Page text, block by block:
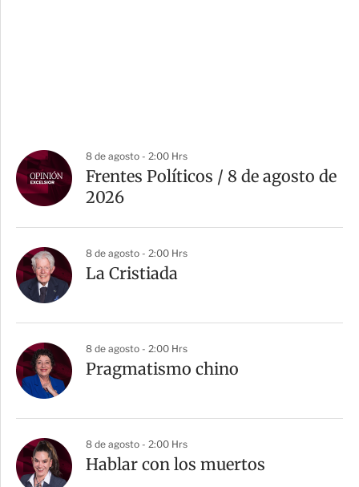
8 de agosto - 2:00 Hrs
Frentes Políticos / 8 de agosto de
2026
8 de agosto - 2:00 Hrs
La Cristiada
8 de agosto - 2:00 Hrs
Pragmatismo chino
8 de agosto - 2:00 Hrs
Hablar con los muertos